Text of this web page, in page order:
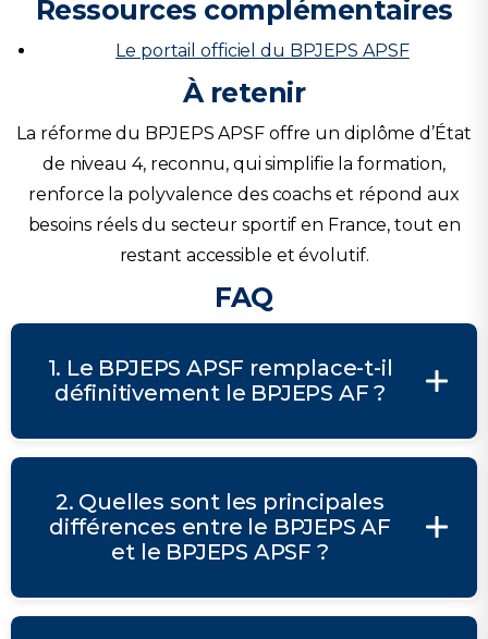
Ressources complémentaires
Le portail officiel du BPJEPS APSF
À retenir
La réforme du BPJEPS APSF offre un diplôme d’État
de niveau 4, reconnu, qui simplifie la formation,
renforce la polyvalence des coachs et répond aux
besoins réels du secteur sportif en France, tout en
restant accessible et évolutif.
FAQ
1. Le BPJEPS APSF remplace-t-il
définitivement le BPJEPS AF ?
2. Quelles sont les principales
différences entre le BPJEPS AF
et le BPJEPS APSF ?